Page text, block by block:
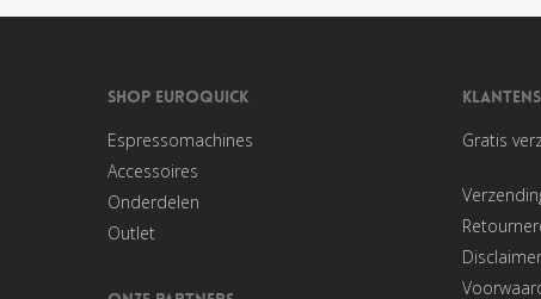
SHOP EUROQUICK
Espressomachines
Accessoires
Onderdelen
Outlet
Gratis
Disclaimer